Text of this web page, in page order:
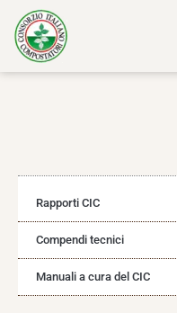
contenuto
Rapporti CIC
Compendi tecnici
Manuali a cura del CIC